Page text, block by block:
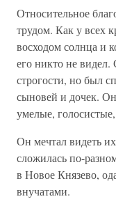
Относительное
трудом. Как у всех
восходом солнца и
его никто не видел.
строгости, но был
сыновей и дочек.
умелые,
Он мечтал видеть
сложилась по-
в Новое Князево,
внучатами.